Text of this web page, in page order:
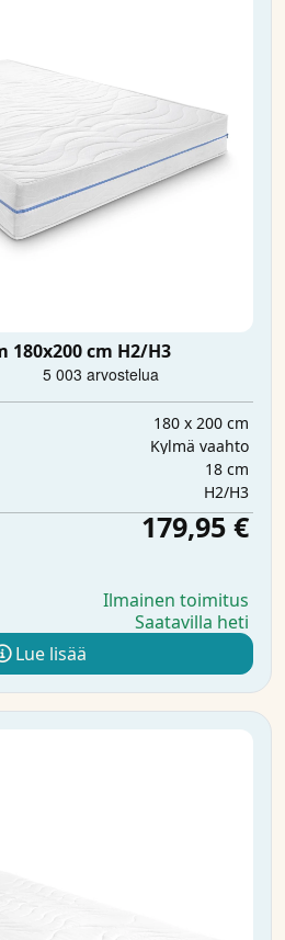
cm H2/H3
180 x 200 cm
Kylmä vaahto
18 cm
H2/H3
179,95 €
Ilmainen toimitus
Saatavilla heti
Lue lisää